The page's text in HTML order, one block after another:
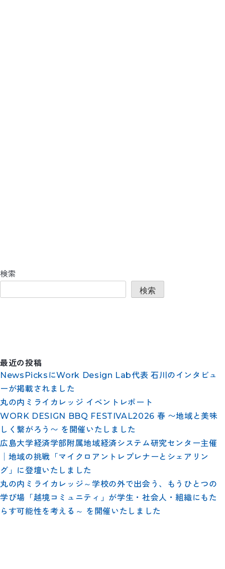
検索
検索
最近の投稿
NewsPicksにWork Design Lab代表 石川のインタビュ
ーが掲載されました
丸の内ミライカレッジ イベントレポート
WORK DESIGN BBQ FESTIVAL2026 春 〜地域と美味
しく繋がろう〜 を開催いたしました
広島大学経済学部附属地域経済システム研究センター主催
│地域の挑戦「マイクロアントレプレナーとシェアリン
グ」に登壇いたしました
丸の内ミライカレッジ～学校の外で出会う、もうひとつの
学び場「越境コミュニティ」が学生・社会人・組織にもた
らす可能性を考える～ を開催いたしました